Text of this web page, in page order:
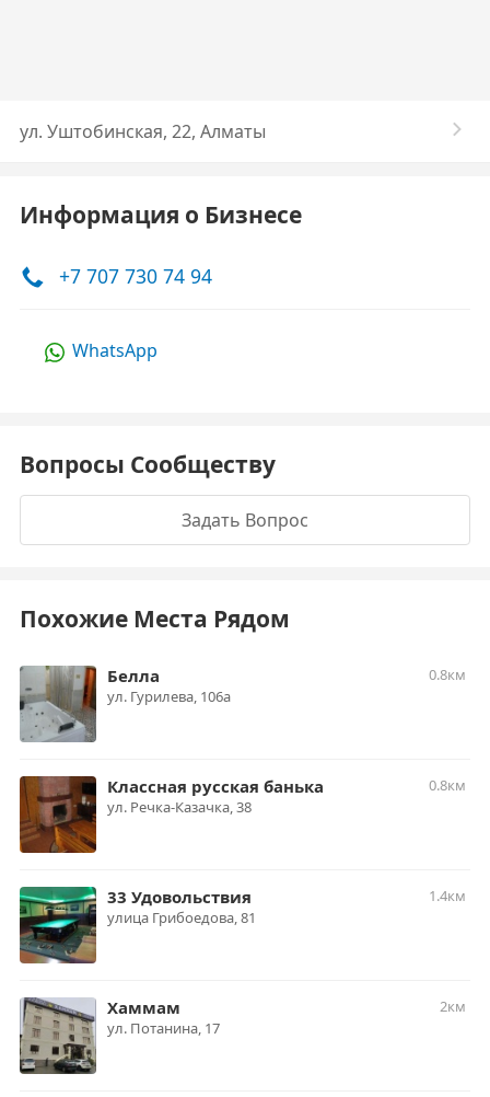
​ул. Уштобинская, 22, Алматы
Информация о Бизнесе
+7 707 730 74 94
WhatsApp
Вопросы Сообществу
Задать Вопрос
Похожие Места Рядом
Белла
0.8км
ул. Гурилева, 106а
Классная русская банька
0.8км
ул. Речка-Казачка, 38
33 Удовольствия
1.4км
улица Грибоедова, 81
Хаммам
2км
ул. Потанина, 17